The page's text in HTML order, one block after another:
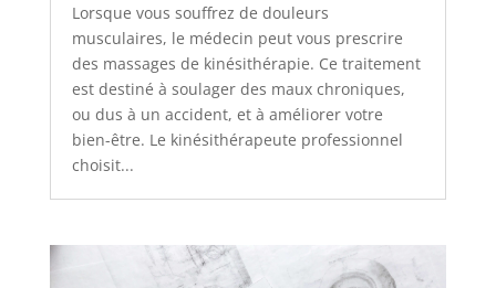
Lorsque vous souffrez de douleurs
musculaires, le médecin peut vous prescrire
des massages de kinésithérapie. Ce traitement
est destiné à soulager des maux chroniques,
ou dus à un accident, et à améliorer votre
bien-être. Le kinésithérapeute professionnel
choisit...